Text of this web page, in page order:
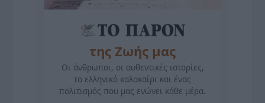
της Ζωής μας
Οι άνθρωποι, οι αυθεντικές ιστορίες,
το ελληνικό καλοκαίρι και ένας
πολιτισμός που μας ενώνει κάθε μέρα.